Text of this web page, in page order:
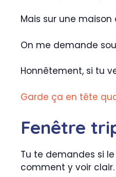
Mais sur une maison
On me demande
Honnêtement, si tu
Garde ça en tête
Fenêtre
Tu te demandes si
comment y voir clair.